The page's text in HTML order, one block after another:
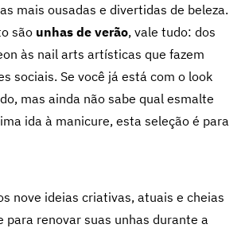
mais ousadas e divertidas de beleza.
são unhas de verão, vale tudo: dos
às nail arts artísticas que fazem
sociais. Se você já está com o look
mas ainda não sabe qual esmalte
ida à manicure, esta seleção é para
nove ideias criativas, atuais e cheias
para renovar suas unhas durante a